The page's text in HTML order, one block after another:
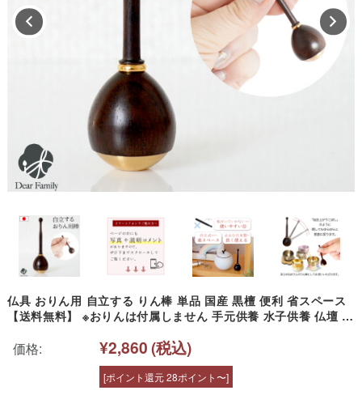
仏具 おりん用 自立する りん棒 単品 国産 黒檀 便利 省スペース
【送料無料】 ※おりんは付属しません 手元供養 水子供養 仏壇 お
リン棒 木製
価格: ¥2,860(税込)
[ポイント還元 28ポイント〜]